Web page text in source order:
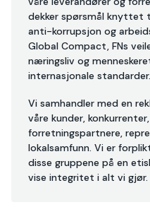
dekker spørsmål knyttet
anti-korrupsjon og
Global Compact, FNs
næringsliv og
internasjonale standarder.
Vi samhandler med en
våre kunder,
forretningspartnere,
lokalsamfunn. Vi er
disse gruppene på en
vise integritet i alt vi gjør.